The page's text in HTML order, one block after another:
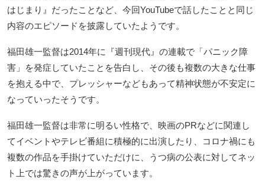
はじまり』だったことなど、今回YouTubeで話したことと同じ
内容のエピソードを披露していたようです。
福田雄一監督は2014年に『週刊現代』の連載で「パニック障
害」を発症していたことを告白し、その後も複数の大きな仕事
を抱える中で、プレッシャーなどもあって精神状態が不安定に
なっていったそうです。
福田雄一監督は非常に明るい性格で、映画のPRなどに関連し
てイベントやテレビ番組に積極的に出演したり、コロナ禍にも
複数の作品を手掛けていただけに、うつ病の公表に対してネッ
ト上では驚きの声が上がっています。